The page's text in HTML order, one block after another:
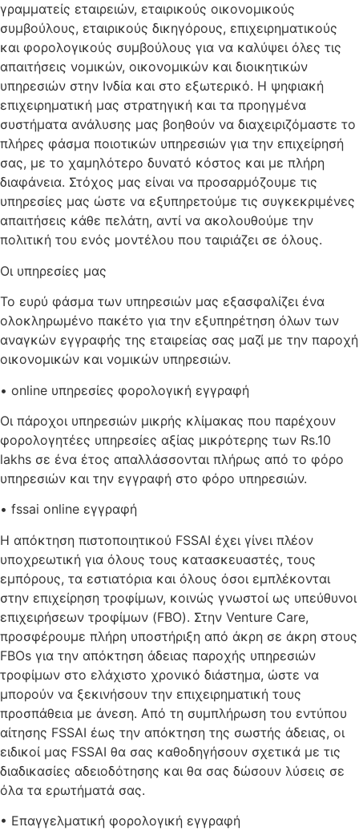
γραμματείς εταιρειών, εταιρικούς οικονομικούς
συμβούλους, εταιρικούς δικηγόρους, επιχειρηματικούς
και φορολογικούς συμβούλους για να καλύψει όλες τις
απαιτήσεις νομικών, οικονομικών και διοικητικών
υπηρεσιών στην Ινδία και στο εξωτερικό. Η ψηφιακή
επιχειρηματική μας στρατηγική και τα προηγμένα
συστήματα ανάλυσης μας βοηθούν να διαχειριζόμαστε το
πλήρες φάσμα ποιοτικών υπηρεσιών για την επιχείρησή
σας, με το χαμηλότερο δυνατό κόστος και με πλήρη
διαφάνεια. Στόχος μας είναι να προσαρμόζουμε τις
υπηρεσίες μας ώστε να εξυπηρετούμε τις συγκεκριμένες
απαιτήσεις κάθε πελάτη, αντί να ακολουθούμε την
πολιτική του ενός μοντέλου που ταιριάζει σε όλους.
Οι υπηρεσίες μας
Το ευρύ φάσμα των υπηρεσιών μας εξασφαλίζει ένα
ολοκληρωμένο πακέτο για την εξυπηρέτηση όλων των
αναγκών εγγραφής της εταιρείας σας μαζί με την παροχή
οικονομικών και νομικών υπηρεσιών.
• online υπηρεσίες φορολογική εγγραφή
Οι πάροχοι υπηρεσιών μικρής κλίμακας που παρέχουν
φορολογητέες υπηρεσίες αξίας μικρότερης των Rs.10
lakhs σε ένα έτος απαλλάσσονται πλήρως από το φόρο
υπηρεσιών και την εγγραφή στο φόρο υπηρεσιών.
• fssai online εγγραφή
Η απόκτηση πιστοποιητικού FSSAI έχει γίνει πλέον
υποχρεωτική για όλους τους κατασκευαστές, τους
εμπόρους, τα εστιατόρια και όλους όσοι εμπλέκονται
στην επιχείρηση τροφίμων, κοινώς γνωστοί ως υπεύθυνοι
επιχειρήσεων τροφίμων (FBO). Στην Venture Care,
προσφέρουμε πλήρη υποστήριξη από άκρη σε άκρη στους
FBOs για την απόκτηση άδειας παροχής υπηρεσιών
τροφίμων στο ελάχιστο χρονικό διάστημα, ώστε να
μπορούν να ξεκινήσουν την επιχειρηματική τους
προσπάθεια με άνεση. Από τη συμπλήρωση του εντύπου
αίτησης FSSAI έως την απόκτηση της σωστής άδειας, οι
ειδικοί μας FSSAI θα σας καθοδηγήσουν σχετικά με τις
διαδικασίες αδειοδότησης και θα σας δώσουν λύσεις σε
όλα τα ερωτήματά σας.
• Επαγγελματική φορολογική εγγραφή